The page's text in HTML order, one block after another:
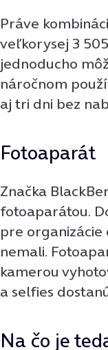
Práve
veľkorysej 3
jednoducho
náročnom
aj tri dni bez
Fotoaparát
Značka
fotoaparátou.
pre
nemali.
kamerou
a selfies
Na čo je